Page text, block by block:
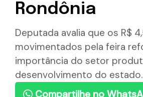
Rondônia
Deputada avalia que os R$
movimentados pela feira
importância do setor
desenvolvimento do estado.
Compartilhe no